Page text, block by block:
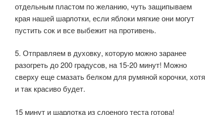
отдельным пластом по желанию, чуть защипываем
края нашей шарлотки, если яблоки мягкие они могут
пустить сок и все выбежит на противень.
5. Отправляем в духовку, которую можно заранее
разогреть до 200 градусов, на 15-20 минут! Можно
сверху еще смазать белком для румяной корочки, хотя
и так красиво будет.
15 минут и шарлотка из слоеного теста готова!